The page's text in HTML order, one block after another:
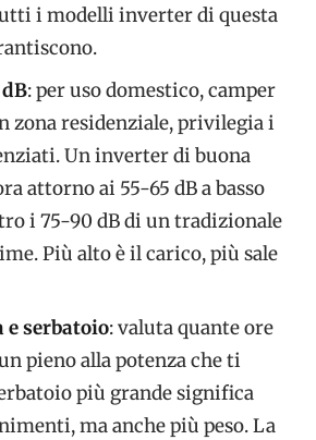
i modelli inverter di questa
: per uso domestico, camper
zona residenziale, privilegia i
Un inverter di buona
attorno ai 55-65 dB a basso
i 75-90 dB di un tradizionale
Più alto è il carico, più sale
serbatoio: valuta quante ore
pieno alla potenza che ti
più grande significa
ma anche più peso. La